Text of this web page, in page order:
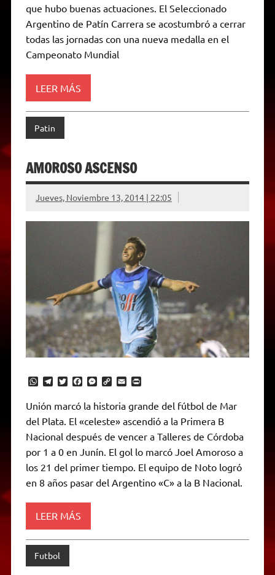
n
d
l
y
que hubo buenas actuaciones. El Seleccionado
Argentino de Patín Carrera se acostumbró a cerrar
todas las jornadas con una nueva medalla en el
Campeonato Mundial
LEER MÁS
Patin
AMOROSO ASCENSO
Jueves, Noviembre 13, 2014 | 22:05
W
a
t
s
A
p
p
T
e
g
a
m
T
t
t
e
r
F
c
e
b
o
k
M
s
s
e
g
e
r
C
y
L
n
k
E
i
l
P
n
t
r
i
e
n
d
l
Unión marcó la historia grande del fútbol de Mar
del Plata. El «celeste» ascendió a la Primera B
Nacional después de vencer a Talleres de Córdoba
por 1 a 0 en Junín. El gol lo marcó Joel Amoroso a
los 21 del primer tiempo. El equipo de Noto logró
en 8 años pasar del Argentino «C» a la B Nacional.
LEER MÁS
Futbol